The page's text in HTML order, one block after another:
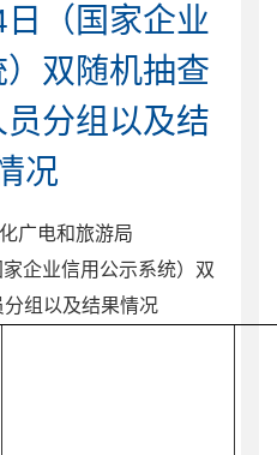
（国家企业
双随机抽查
分组以及结
况
广电和旅游局
家企业信用公示系统）双
组以及结果情况